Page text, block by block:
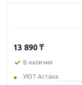
13 890 ₸
В наличии
УЮТ Астана